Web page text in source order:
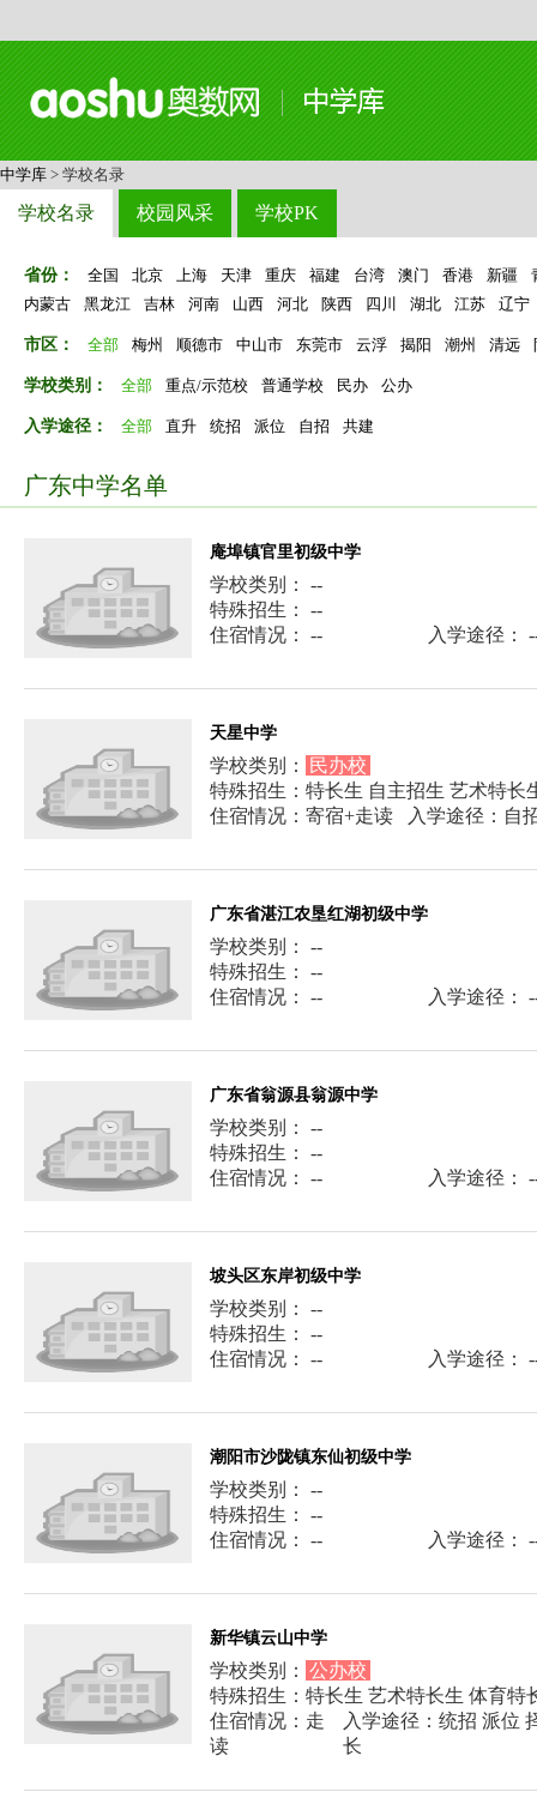
中学库 > 学校名录
学校名录 校园风采 学校PK
省份： 全国 北京 上海 天津 重庆 福建 台湾 澳门 香港 新疆
内蒙古
黑龙江 吉林 河南 山西 河北 陕西 四川 湖北 江苏 辽宁
市区： 全部 梅州 顺德市 中山市 东莞市 云浮 揭阳 潮州 清远
学校类别： 全部 重点/示范校 普通学校 民办 公办
入学途径： 全部 直升 统招 派位 自招 共建
广东中学名单
庵埠镇官里初级中学
学校类别： --
特殊招生： --
住宿情况： --
入学途径：
天星中学
学校类别：
民办校
特殊招生：特长生 自主招生 艺术特长
住宿情况：寄宿+走读
入学途径：自
广东省湛江农垦红湖初级中学
学校类别： --
特殊招生： --
住宿情况： --
入学途径：
广东省翁源县翁源中学
学校类别： --
特殊招生： --
住宿情况： --
入学途径：
坡头区东岸初级中学
学校类别： --
特殊招生： --
住宿情况： --
入学途径：
潮阳市沙陇镇东仙初级中学
学校类别： --
特殊招生： --
住宿情况： --
入学途径：
新华镇云山中学
学校类别： 公办校
特殊招生：特长生 艺术特长生 体育特
住宿情况：走
读
入学途径：统招 派位
长